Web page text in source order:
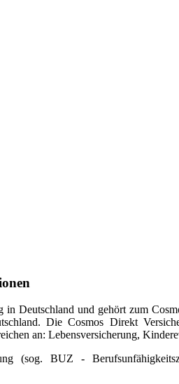
Deutschland und gehört zum
Die Cosmos Direkt
an: Lebensversicherung,
(sog. BUZ -